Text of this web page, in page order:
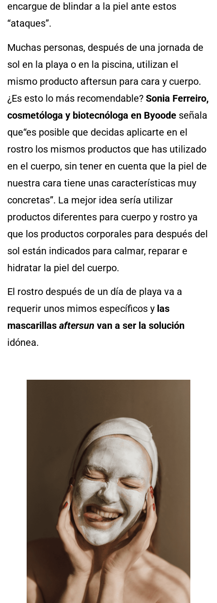
encargue de blindar a la piel ante estos
“ataques”.
Muchas personas, después de una jornada de
sol en la playa o en la piscina, utilizan el
mismo producto aftersun para cara y cuerpo.
¿Es esto lo más recomendable? Sonia Ferreiro,
cosmetóloga y biotecnóloga en Byoode señala
que“es posible que decidas aplicarte en el
rostro los mismos productos que has utilizado
en el cuerpo, sin tener en cuenta que la piel de
nuestra cara tiene unas características muy
concretas”. La mejor idea sería utilizar
productos diferentes para cuerpo y rostro ya
que los productos corporales para después del
sol están indicados para calmar, reparar e
hidratar la piel del cuerpo.
El rostro después de un día de playa va a
requerir unos mimos específicos y las
mascarillas aftersun van a ser la solución
idónea.